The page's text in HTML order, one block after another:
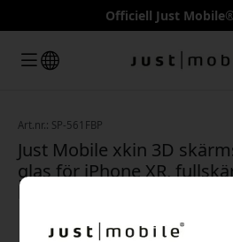
Officiell Just
Art.nr.: SP-561FBP
Just Mobile xkin 3D
glas för iPhone XR,
bulkförpackat för butik
🎉 Din